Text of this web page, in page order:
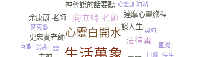
心靈白開水
向立綱 老師
法律雲
神尊說的話要聽
談人生
史忠貴老師
余康蔚 老師 達摩心靈旅程
白露
麥克魯
互動 直覺
漫談
靈
契約
心靈加油站